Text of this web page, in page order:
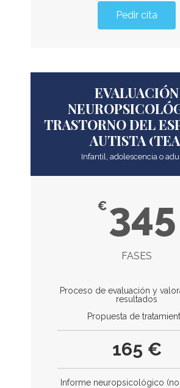
Pedir cita
EVALUACIÓN
TRASTORNO DEL
AUTISTA
Infantil, adolescencia o
€ 345
FASES
Proceso de evaluación y
resultados
Propuesta de
165 €
Informe neuropsicológico